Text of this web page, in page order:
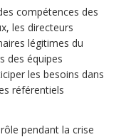
compétences des
les directeurs
légitimes du
des équipes
les besoins dans
référentiels
pendant la crise